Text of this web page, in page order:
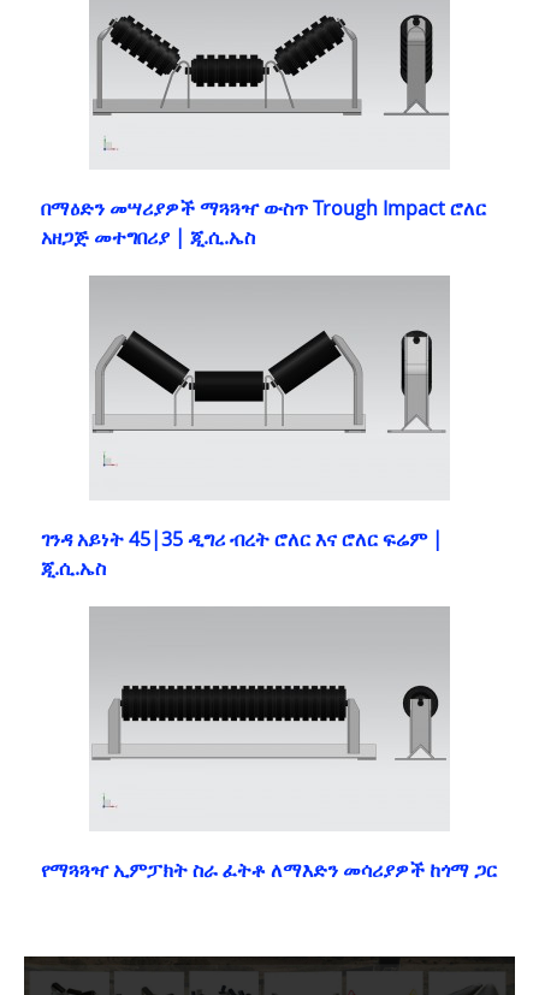
በማዕድን መሣሪያዎች ማጓጓዣ ውስጥ Trough Impact ሮለር
አዘጋጅ መተግበሪያ | ጂ.ሲ.ኤስ
ገንዳ አይነት 45|35 ዲግሪ ብረት ሮለር እና ሮለር ፍሬም |
ጂ.ሲ.ኤስ
የማጓጓዣ ኢምፓክት ስራ ፈትቶ ለማእድን መሳሪያዎች ከጎማ ጋር